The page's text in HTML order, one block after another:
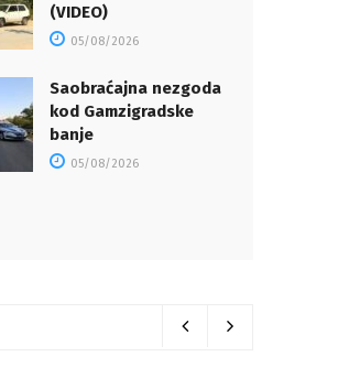
(VIDEO)
05/08/2026
Saobraćajna nezgoda
kod Gamzigradske
banje
05/08/2026